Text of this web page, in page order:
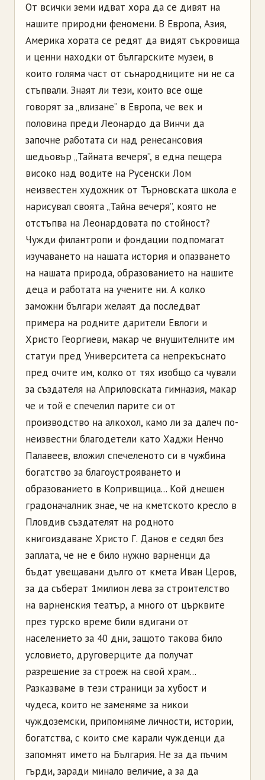
От всички земи идват хора да се дивят на
нашите природни феномени. В Европа, Азия,
Америка хората се редят да видят съкровища
и ценни находки от българските музеи, в
които голяма част от сънародниците ни не са
стъпвали. Знаят ли тези, които все още
говорят за „влизане” в Европа, че век и
половина преди Леонардо да Винчи да
започне работата си над ренесансовия
шедьовър „Тайната вечеря”, в една пещера
високо над водите на Русенски Лом
неизвестен художник от Търновската школа е
нарисувал своята „Тайна вечеря”, която не
отстъпва на Леонардовата по стойност?
Чужди филантропи и фондации подпомагат
изучаването на нашата история и опазването
на нашата природа, образованието на нашите
деца и работата на учените ни. А колко
заможни българи желаят да последват
примера на родните дарители Евлоги и
Христо Георгиеви, макар че внушителните им
статуи пред Университета са непрекъснато
пред очите им, колко от тях изобщо са чували
за създателя на Априловската гимназия, макар
че и той е спечелил парите си от
производство на алкохол, камо ли за далеч по-
неизвестни благодетели като Хаджи Ненчо
Палавеев, вложил спечеленото си в чужбина
богатство за благоустрояването и
образованието в Копривщица... Кой днешен
градоначалник знае, че на кметското кресло в
Пловдив създателят на родното
книгоиздаване Христо Г. Данов е седял без
заплата, че не е било нужно варненци да
бъдат увещавани дълго от кмета Иван Церов,
за да съберат 1милион лева за строителство
на варненския театър, а много от църквите
през турско време били вдигани от
населението за 40 дни, защото такова било
условието, друговерците да получат
разрешение за строеж на свой храм...
Разказваме в тези страници за хубост и
чудеса, които не заменяме за никои
чуждоземски, припомняме личности, истории,
богатства, с които сме карали чужденци да
запомнят името на България. Не за да пъчим
гърди, заради минало величие, а за да